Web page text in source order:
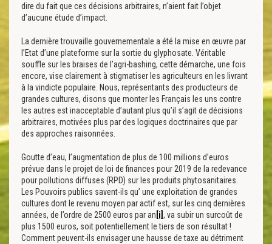
dire du fait que ces décisions arbitraires, n’aient fait l’objet
d’aucune étude d’impact.
La dernière trouvaille gouvernementale a été la mise en œuvre par
l’Etat d’une plateforme sur la sortie du glyphosate. Véritable
souffle sur les braises de l’agri-bashing, cette démarche, une fois
encore, vise clairement à stigmatiser les agriculteurs en les livrant
à la vindicte populaire. Nous, représentants des producteurs de
grandes cultures, disons que monter les Français les uns contre
les autres est inacceptable d’autant plus qu’il s’agit de décisions
arbitraires, motivées plus par des logiques doctrinaires que par
des approches raisonnées.
Goutte d’eau, l’augmentation de plus de 100 millions d’euros
prévue dans le projet de loi de finances pour 2019 de la redevance
pour pollutions diffuses (RPD) sur les produits phytosanitaires.
Les Pouvoirs publics savent-ils qu’ une exploitation de grandes
cultures dont le revenu moyen par actif est, sur les cinq dernières
années, de l’ordre de 2500 euros par an [i] , va subir un surcoût de
plus 1500 euros, soit potentiellement le tiers de son résultat !
Comment peuvent-ils envisager une hausse de taxe au détriment